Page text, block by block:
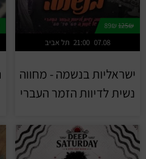
125₪
תל אביב 21:00 07.08
ישראליות בנשמה - מחווה
נשית לדיוות הזמר העברי